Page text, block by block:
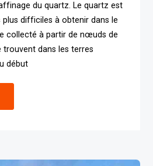
du quartz. Le quartz est
plus difficiles à obtenir dans le
collecté à partir de nœuds de
dans les terres
début